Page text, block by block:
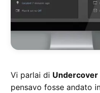
Vi parlai di Undercover
pensavo fosse andato